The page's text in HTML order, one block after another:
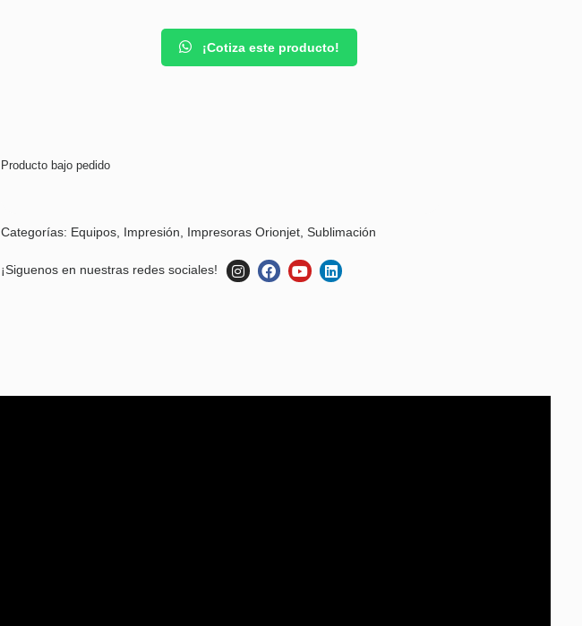
¡Cotiza este producto!
Producto bajo pedido
Categorías: Equipos Impresión Impresoras Orionjet ,Sublimación
¡Siguenos en nuestras redes sociales!